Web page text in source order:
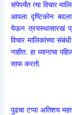
संपेपर्यंत त्या विचार
आपला दृष्टिकोन
येऊन त्रयस्थासारखं
विचार मालिकांच्या
नाहीत. हा ध्यानाचा
साफ करतो.
पुढचा टप्पा अतिशय